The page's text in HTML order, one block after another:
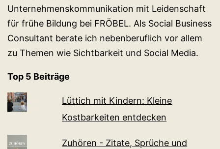
Unternehmenskommunikation mit Leidenschaft
für frühe Bildung bei FRÖBEL. Als Social Business
Consultant berate ich nebenberuflich vor allem
zu Themen wie Sichtbarkeit und Social Media.
Top 5 Beiträge
Lüttich mit Kindern: Kleine
Kostbarkeiten entdecken
Zuhören - Zitate, Sprüche und